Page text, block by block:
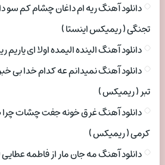
دانلود آهنگ ریه ام داغان چشام کم
تجنگی ( ریمیکس اینستا )
دانلود آهنگ الینده الیمده اولا ای
دانلود آهنگ نمیدانم عه کدام خدا بی خبر
تبر ( ریمیکس )
دانلود آهنگ غرق خونه جفت چشات
کرمی ( ریمیکس )
دانلود آهنگ مه جان مار از فاطمه